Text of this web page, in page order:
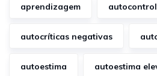
aprendizagem
autocríticas negativas
autoestima autoestima